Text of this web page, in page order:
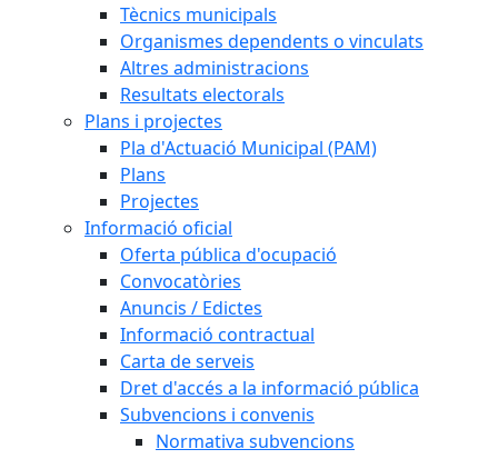
Tècnics municipals
Organismes dependents o vinculats
Altres administracions
Resultats electorals
Plans i projectes
Pla d'Actuació Municipal (PAM)
Plans
Projectes
Informació oficial
Oferta pública d'ocupació
Convocatòries
Anuncis / Edictes
Informació contractual
Carta de serveis
Dret d'accés a la informació pública
Subvencions i convenis
Normativa subvencions